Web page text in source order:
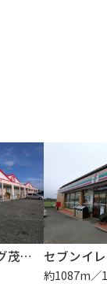
ヤックスドラッグ茂原谷本
約1087m／